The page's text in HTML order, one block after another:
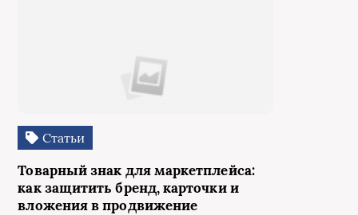
Статьи
Товарный знак для маркетплейса:
как защитить бренд, карточки и
вложения в продвижение